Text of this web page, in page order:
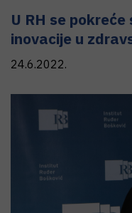
U RH se
inovacije u
24.6.2022.